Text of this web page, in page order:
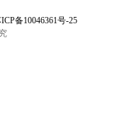
备10046361号-25